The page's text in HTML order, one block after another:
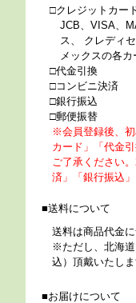
クレジットカー
JCB、VISA、
ス、 クレディ
メックスの各カ
代金引換
コンビニ決済
銀行振込
郵便振替
※会員登録後、初
カード」「代金
ご了承ください
済」「銀行振込
送料について
送料は商品代金
※ただし、北海
込）頂戴いたしま
お届けについて